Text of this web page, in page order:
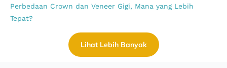
Lihat Lebih Banyak
Perbedaan Crown dan Veneer Gigi, Mana yang Lebih
Tepat?